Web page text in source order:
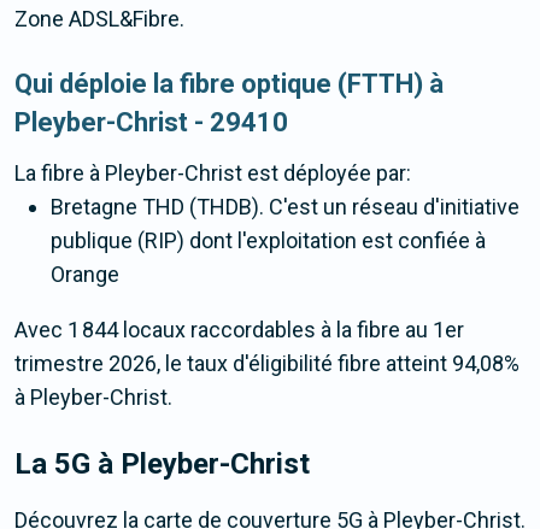
Zone ADSL&Fibre.
Qui déploie la fibre optique (FTTH) à
Pleyber-Christ - 29410
La fibre à Pleyber-Christ est déployée par:
Bretagne THD (THDB). C'est un réseau d'initiative
publique (RIP) dont l'exploitation est confiée à
Orange
Avec 1 844 locaux raccordables à la fibre au 1er
trimestre 2026, le taux d'éligibilité fibre atteint 94,08%
à Pleyber-Christ.
La 5G à Pleyber-Christ
Découvrez la carte de couverture 5G à Pleyber-Christ.